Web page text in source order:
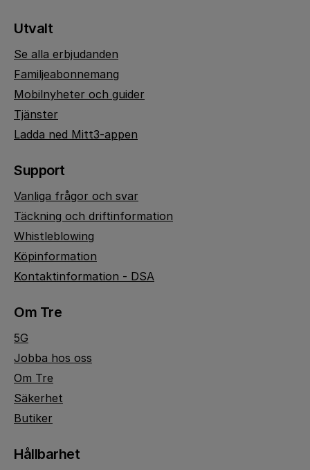
Utvalt
Se alla erbjudanden
Familjeabonnemang
Mobilnyheter och guider
Tjänster
Ladda ned Mitt3-appen
Support
Vanliga frågor och svar
Täckning och driftinformation
Whistleblowing
Köpinformation
Kontaktinformation - DSA
Om Tre
5G
Jobba hos oss
Om Tre
Säkerhet
Butiker
Hållbarhet